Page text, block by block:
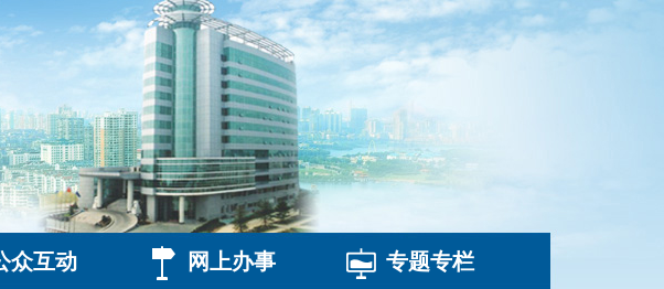
众互动 网上办事 专题专栏